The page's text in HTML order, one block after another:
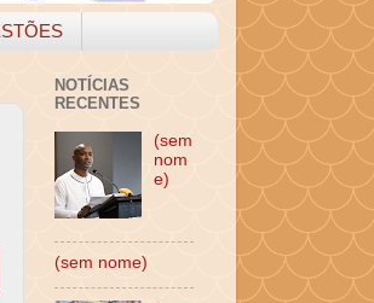
NOTÍCIAS
RECENTES
(sem
nom
e)
(sem nome)